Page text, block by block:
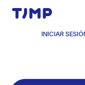
contenido
INICIAR